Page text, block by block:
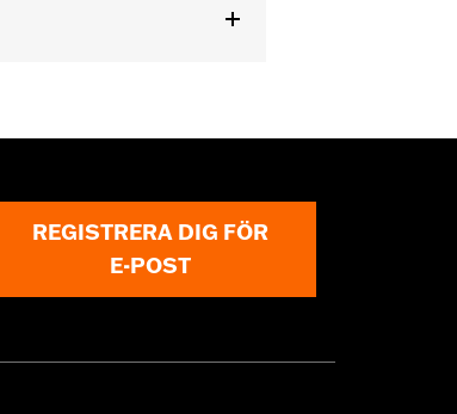
REGISTRERA DIG FÖR
E-POST